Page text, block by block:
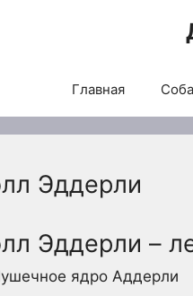
Главная
Эддерли
Эддерли –